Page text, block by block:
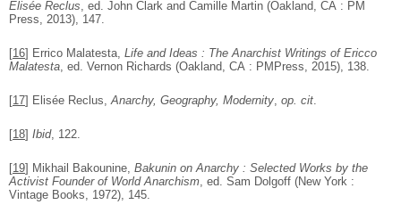
Elisée Reclus, ed. John Clark and Camille Martin (Oakland, CA : PM
Press, 2013), 147.
[16] Errico Malatesta, Life and Ideas : The Anarchist Writings of Ericco
Malatesta, ed. Vernon Richards (Oakland, CA : PMPress, 2015), 138.
[17] Elisée Reclus,Anarchy, Geography, Modernity, op. cit.
[18] Ibid, 122.
[19] Mikhail Bakounine, Bakunin on Anarchy : Selected Works by the
Activist Founder of World Anarchism, ed. Sam Dolgoff (New York :
Vintage Books, 1972), 145.